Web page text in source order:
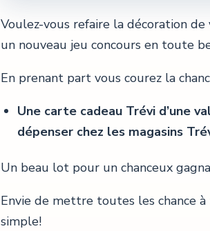
Voulez-vous refaire la décoration
un nouveau jeu concours en toute
En prenant part vous courez la
Une carte cadeau Trévi d’une
dépenser chez les magasins
Un beau lot pour un chanceux
Envie de mettre toutes les chance
simple!